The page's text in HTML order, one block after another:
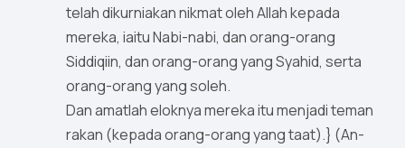
telah dikurniakan nikmat oleh Allah kepada
mereka, iaitu Nabi-nabi, dan orang-orang
Siddiqiin, dan orang-orang yang Syahid, serta
orang-orang yang soleh.
Dan amatlah eloknya mereka itu menjadi teman
rakan (kepada orang-orang yang taat).} (An-